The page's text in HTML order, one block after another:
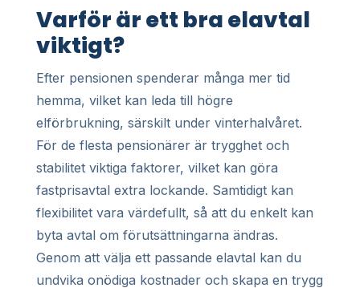
Varför är ett bra elavtal
viktigt?
Efter pensionen spenderar många mer tid
hemma, vilket kan leda till högre
elförbrukning, särskilt under vinterhalvåret.
För de flesta pensionärer är trygghet och
stabilitet viktiga faktorer, vilket kan göra
fastprisavtal extra lockande. Samtidigt kan
flexibilitet vara värdefullt, så att du enkelt kan
byta avtal om förutsättningarna ändras.
Genom att välja ett passande elavtal kan du
undvika onödiga kostnader och skapa en trygg